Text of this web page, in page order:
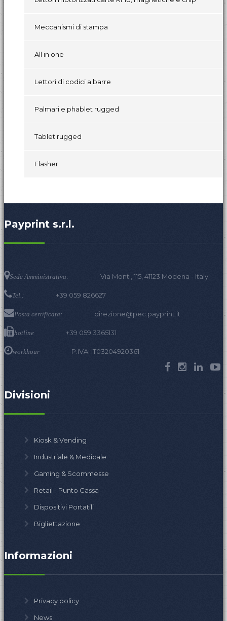
Meccanismi di stampa
All in one
Lettori di codici a barre
Palmari e phablet rugged
Tablet rugged
Flasher
Payprint s.r.l.
Sede Amministrativa: Via Monti, 115, 41123 Modena - Italy.
Tel.: +39 059 826627
Posta certificata: direzione@pec.payprint.it
hotline +39 059 3365131
workhour P.IVA: IT03204920361
Divisioni
Kiosk & Vending
Industriale & Medicale
Gaming & Scommesse
Retail - Punto Cassa
Dispositivi Portatili
Bigliettazione
Informazioni
Privacy policy
News